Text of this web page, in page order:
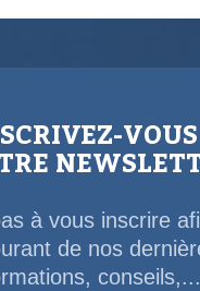
VOUS
à vous inscrire
de nos
conseils,...